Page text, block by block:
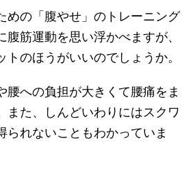
めの「腹やせ」のトレーニング
腹筋運動を思い浮かべますが、
トのほうがいいのでしょうか。
腰への負担が大きくて腰痛をま
また、しんどいわりにはスクワ
られないこともわかっていま